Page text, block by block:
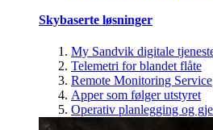
Skybaserte løsninger
My Sandvik digitale
Telemetri for blandet flåte
Remote Monitoring Service
Apper som følger utstyret
Operativ planlegging og